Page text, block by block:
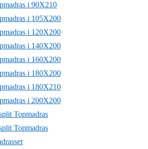
i 90X210
i 105X200
i 120X200
i 140X200
i 160X200
i 180X200
i 180X210
i 200X200
Topmadras
Topmadras